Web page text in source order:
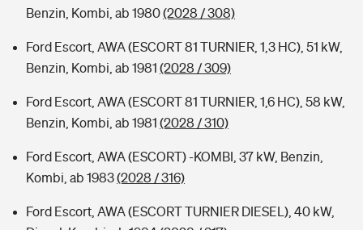
Benzin, Kombi, ab 1980(2028 / 308)
Ford Escort, AWA (ESCORT 81 TURNIER, 1,3 HC), 51 kW,
Benzin, Kombi, ab 1981 (2028 / 309)
Ford Escort, AWA (ESCORT 81 TURNIER, 1,6 HC), 58 kW,
Benzin, Kombi, ab 1981 (2028 / 310)
Ford Escort, AWA (ESCORT) -KOMBI, 37 kW, Benzin,
Kombi, ab 1983(2028 / 316)
Ford Escort, AWA (ESCORT TURNIER DIESEL), 40 kW,